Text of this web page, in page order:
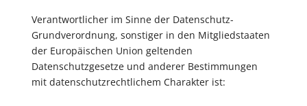
Verantwortlicher im Sinne der Datenschutz-
Grundverordnung, sonstiger in den Mitgliedstaaten
der Europäischen Union geltenden
Datenschutzgesetze und anderer Bestimmungen
mit datenschutzrechtlichem Charakter ist: